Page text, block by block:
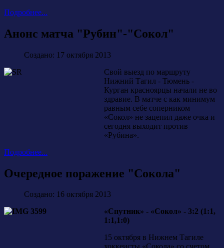
Подробнее...
Анонс матча "Рубин"-"Сокол"
Создано: 17 октября 2013
Свой выезд по маршруту
Нижний Тагил - Тюмень -
Курган красноярцы начали не во
здравие. В матче с как минимум
равным себе соперником
«Сокол» не зацепил даже очка и
сегодня выходит против
«Рубина».
Подробнее...
Очередное поражение "Сокола"
Создано: 16 октября 2013
«Спутник» - «Сокол» - 3:2 (1:1,
1:1,1:0)
15 октября в Нижнем Тагиле